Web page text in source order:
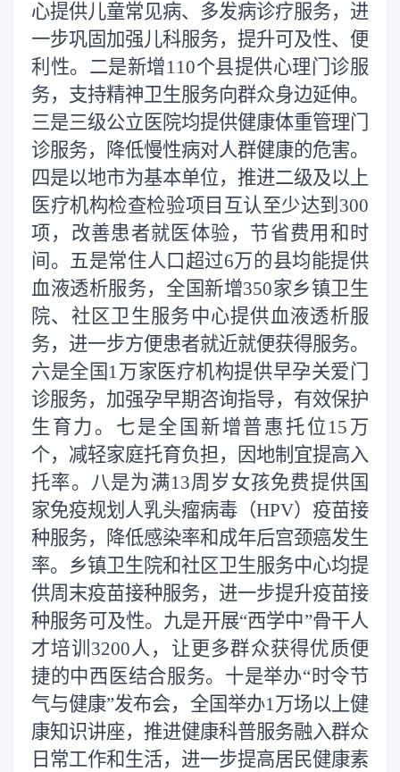
心提供儿童常见病、多发病诊疗服务，进
一步巩固加强儿科服务，提升可及性、便
利性。二是新增110个县提供心理门诊服
务，支持精神卫生服务向群众身边延伸。
三是三级公立医院均提供健康体重管理门
诊服务，降低慢性病对人群健康的危害。
四是以地市为基本单位，推进二级及以上
医疗机构检查检验项目互认至少达到 300
项，改善患者就医体验，节省费用和时
间。五是常住人口超过6万的县均能提供
血液透析服务，全国新增350家乡镇卫生
院、社区卫生服务中心提供血液透析服
务，进一步方便患者就近就便获得服务。
六是全国 1万家医疗机构提供早孕关爱门
诊服务，加强孕早期咨询指导，有效保护
生育力。七是全国新增普惠托位 15 万
个，减轻家庭托育负担，因地制宜提高入
托率。八是为满13周岁女孩免费提供国
家免疫规划人乳头瘤病毒（HPV）疫苗接
种服务，降低感染率和成年后宫颈癌发生
率。乡镇卫生院和社区卫生服务中心均提
供周末疫苗接种服务，进一步提升疫苗接
种服务可及性。九是开展“西学中”骨干人
才培训 3200人，让更多群众获得优质便
捷的中西医结合服务。十是举办“时令节
气与健康”发布会，全国举办1万场以上健
康知识讲座，推进健康科普服务融入群众
日常工作和生活，进一步提高居民健康素